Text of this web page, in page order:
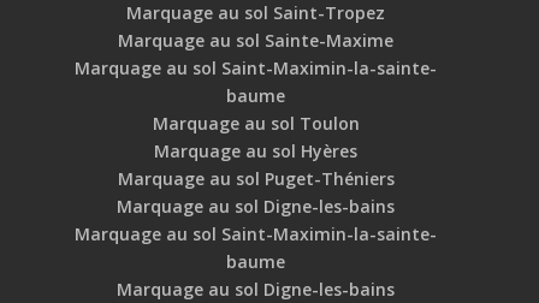
Marquage au sol Saint-Tropez
Marquage au sol Sainte-Maxime
Marquage au sol Saint-Maximin-la-sainte-
baume
Marquage au sol Toulon
Marquage au sol Hyères
Marquage au sol Puget-Théniers
Marquage au sol Digne-les-bains
Marquage au sol Saint-Maximin-la-sainte-
baume
Marquage au sol Digne-les-bains